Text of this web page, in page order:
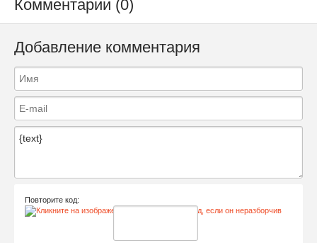
Комментарии (0)
Добавление комментария
Повторите код: